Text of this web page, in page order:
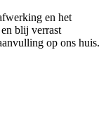
en het
blij verrast
op ons huis.